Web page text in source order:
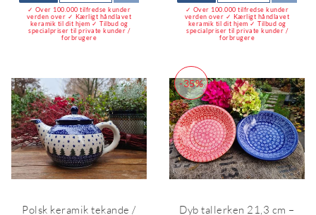
✓ Over 100.000 tilfredse kunder
verden over ✓ Kærligt håndlavet
keramik til dit hjem ✓ Tilbud og
specialpriser til private kunder /
forbrugere
✓ Over 100.000 tilfredse kunder
verden over ✓ Kærligt håndlavet
keramik til dit hjem ✓ Tilbud og
specialpriser til private kunder /
forbrugere
Polsk keramik tekande /
-35%
Dyb tallerken 21,3 cm –